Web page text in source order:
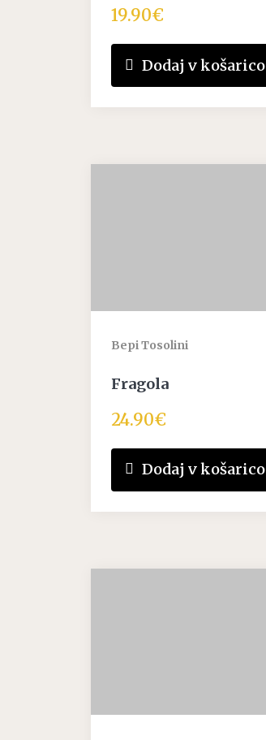
19.90€
Dodaj v košarico
Bepi Tosolini
Fragola
24.90€
Dodaj v košarico